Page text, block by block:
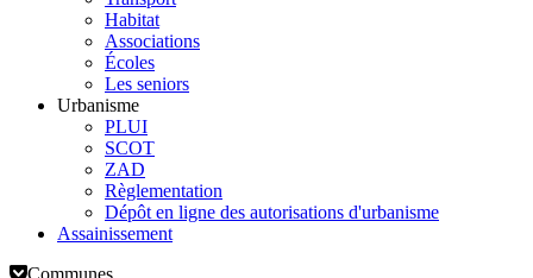
Habitat
Associations
Écoles
Les seniors
Urbanisme
PLUI
SCOT
ZAD
Règlementation
Dépôt en ligne des autorisations d'urbanisme
Assainissement
Communes